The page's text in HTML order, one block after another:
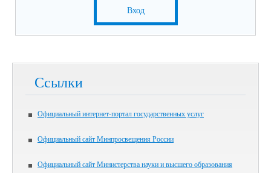
Вход
Ссылки
Официальный интернет-портал государственных услуг
Официальный сайт Минпросвещения России
Официальный сайт Министерства науки и высшего образования